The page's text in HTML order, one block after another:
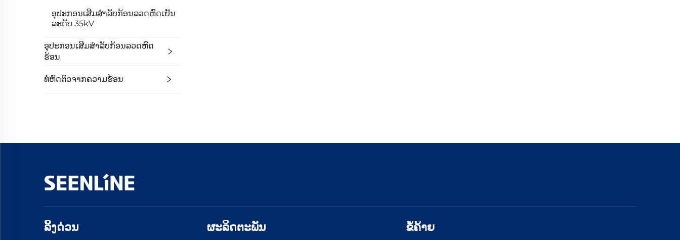
ອຸປະກອນເສີມສໍາລັບກ້ອນລວດຫົດເຢັນ
ລະດັບ 35kV
ອຸປະກອນເສີມສໍາລັບກ້ອນລວດຫົດ
ຮ້ອນ
ທໍ່ຫົດຕົວຈາກຄວາມຮ້ອນ
ລິ້ງດ່ວນ ຜະລິດຕະພັນ ຂໍ້ຄ້າຍ